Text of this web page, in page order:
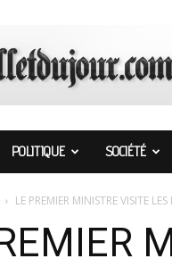
POLITIQUE SOCIÉTÉ
LE PREMIER MINISTRE VISITE